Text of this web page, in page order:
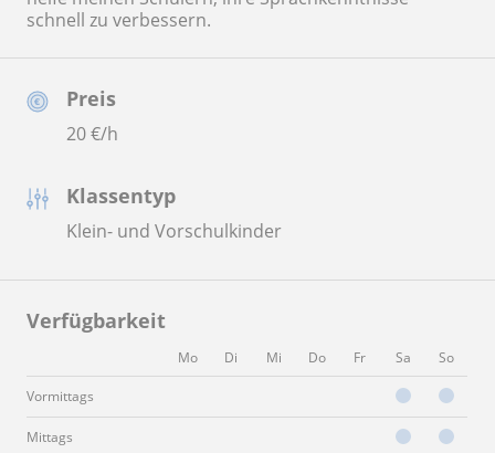
Preis
20€/h
Klassentyp
Klein- und Vorschulkinder
Verfügbarkeit
Mo Di Mi Do Fr Sa So
Vormittags
Mittags
schnell zu verbessern.